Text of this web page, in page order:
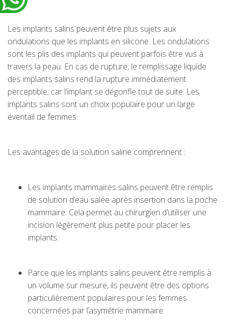
Les implants salins peuvent être plus sujets aux
ondulations que les implants en silicone. Les ondulations
sont les plis des implants qui peuvent parfois être vus à
travers la peau. En cas de rupture, le remplissage liquide
des implants salins rend la rupture immédiatement
perceptible, car l’implant se dégonfle tout de suite. Les
implants salins sont un choix populaire pour un large
éventail de femmes.
Les avantages de la solution saline comprennent :
Les implants mammaires salins peuvent être remplis
de solution d’eau salée après insertion dans la poche
mammaire. Cela permet au chirurgien d’utiliser une
incision légèrement plus petite pour placer les
implants.
Parce que les implants salins peuvent être remplis à
un volume sur mesure, ils peuvent être des options
particulièrement populaires pour les femmes
concernées par l’asymétrie mammaire.